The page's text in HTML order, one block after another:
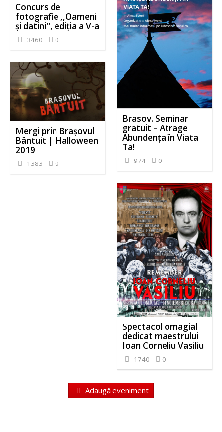
Concurs de
fotografie ,,Oameni
și datini'', ediția a V-a
3460 0
Brasov. Seminar
gratuit – Atrage
Abundența în Viata
Ta!
974 0
Mergi prin Brașovul
Bântuit | Halloween
2019
1383 0
Spectacol omagial
dedicat maestrului
Ioan Corneliu Vasiliu
1740 0
Adaugă eveniment